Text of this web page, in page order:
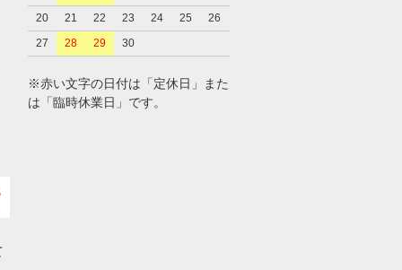
20
21 22 23 24 25
26
27
28 29 30
※赤い文字の日付は「定休日」また
は「臨時休業日」です。